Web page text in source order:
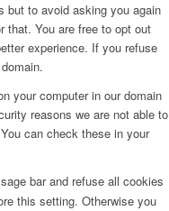
but to avoid asking you again
that. You are free to opt out
experience. If you refuse
your computer in our domain
reasons we are not able to
can check these in your
bar and refuse all cookies
this setting. Otherwise you